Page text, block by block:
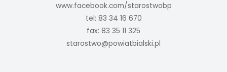
www.facebook.com/starostwobp
tel: 83 34 16 670
fax: 83 35 11 325
starostwo@powiatbialski.pl